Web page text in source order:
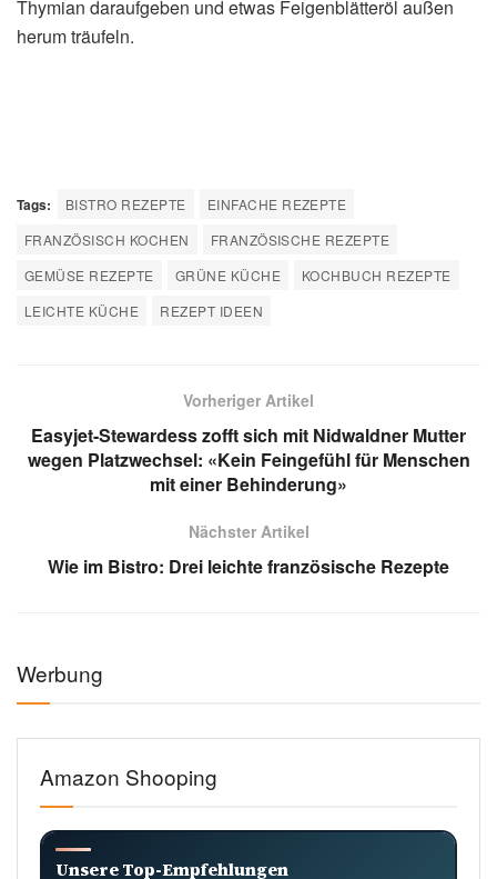
Thymian daraufgeben und etwas Feigenblätteröl außen
herum träufeln.
Tags: BISTRO REZEPTE
EINFACHE REZEPTE
FRANZÖSISCH KOCHEN
FRANZÖSISCHE REZEPTE
GEMÜSE REZEPTE
GRÜNE KÜCHE
KOCHBUCH REZEPTE
LEICHTE KÜCHE
REZEPT IDEEN
Vorheriger Artikel
Easyjet-Stewardess zofft sich mit Nidwaldner Mutter
wegen Platzwechsel: «Kein Feingefühl für Menschen
mit einer Behinderung»
Nächster Artikel
Wie im Bistro: Drei leichte französische Rezepte
Werbung
Amazon Shooping
Unsere Top-Empfehlungen